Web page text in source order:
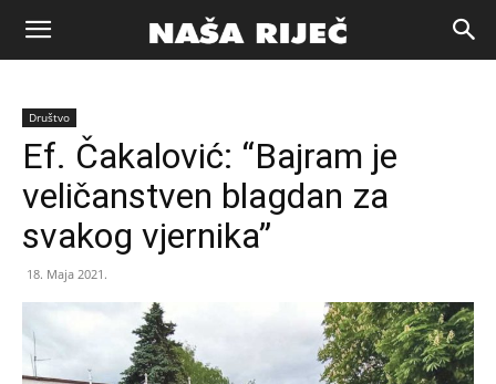
Naša
riječ
Društvo
Ef. Čakalović: “Bajram je
veličanstven blagdan za
svakog vjernika”
18. Maja 2021.